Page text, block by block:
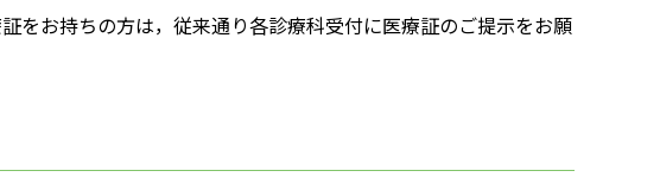
をお持ちの方は，従来通り各診療科受付に医療証のご提示をお願